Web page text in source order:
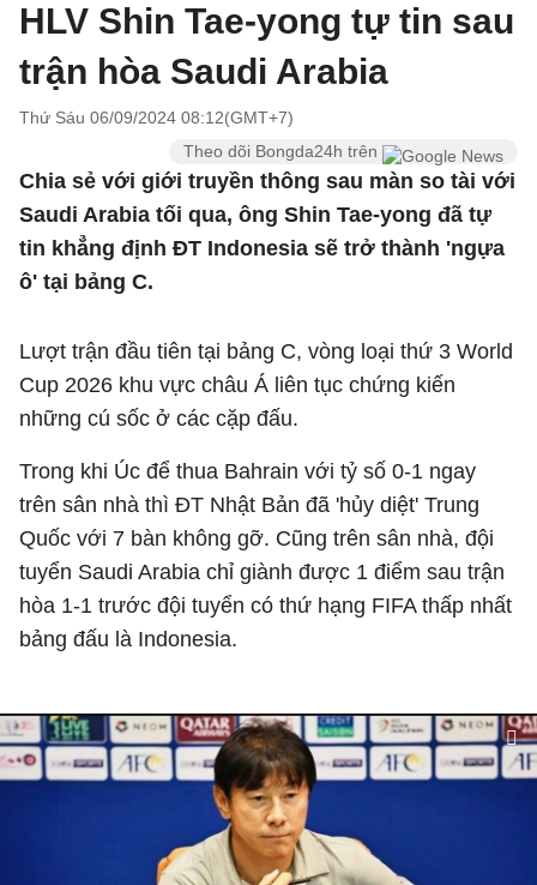
HLV Shin Tae-yong tự tin sau
trận hòa Saudi Arabia
Thứ Sáu 06/09/2024 08:12(GMT+7)
Theo dõi Bongda24h trên
Chia sẻ với giới truyền thông sau màn so tài với
Saudi Arabia tối qua, ông Shin Tae-yong đã tự
tin khẳng định ĐT Indonesia sẽ trở thành 'ngựa
ô' tại bảng C.
Lượt trận đầu tiên tại bảng C, vòng loại thứ 3 World
Cup 2026 khu vực châu Á liên tục chứng kiến
những cú sốc ở các cặp đấu.
Trong khi Úc để thua Bahrain với tỷ số 0-1 ngay
trên sân nhà thì ĐT Nhật Bản đã 'hủy diệt' Trung
Quốc với 7 bàn không gỡ. Cũng trên sân nhà, đội
tuyển Saudi Arabia chỉ giành được 1 điểm sau trận
hòa 1-1 trước đội tuyển có thứ hạng FIFA thấp nhất
bảng đấu là Indonesia.